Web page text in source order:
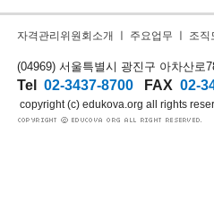
자격관리위원회소개 주요업무 조직
(04969) 서울특별시 광진구 아차산로
Tel 02-3437-8700 FAX 02-
copyright (c) edukova.org all rights